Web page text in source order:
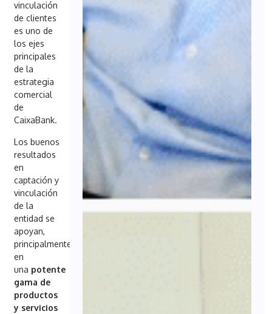
vinculación
de clientes
es uno de
los ejes
principales
de la
estrategia
comercial
de
CaixaBank.
Los buenos
resultados
en
captación y
vinculación
de la
entidad se
apoyan,
principalmente,
en
una potente
gama de
productos
y servicios